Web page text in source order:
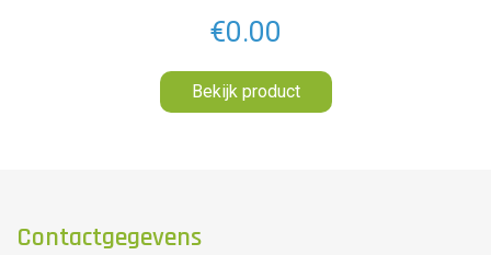
€0.00
Bekijk product
Contactgegevens